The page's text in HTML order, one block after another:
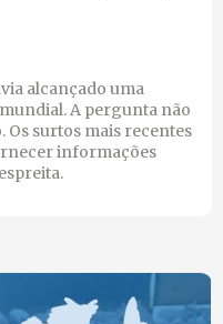
alcançado uma
A pergunta não
Os surtos mais recentes
informações